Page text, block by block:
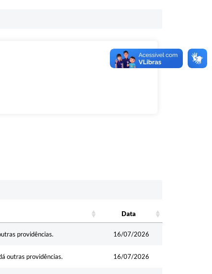
Data
providências. 16/07/2026
outras providências. 16/07/2026